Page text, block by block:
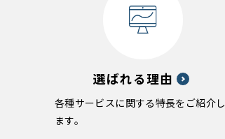
選ばれる理由
各種サービスに関する特長をご紹介し
ます。